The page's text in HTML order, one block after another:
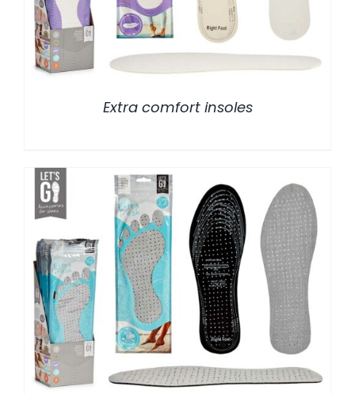
Extra comfort insoles
/ DETALLES